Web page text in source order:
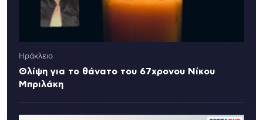
Ηράκλειο
Θλίψη για το θάνατο του 67χρονου Νίκου
Μπριλάκη